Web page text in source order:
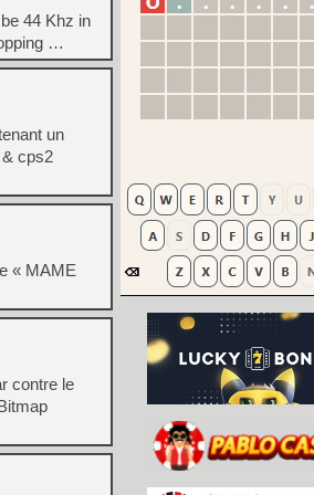
44 Khz in
…
un
& cps2
« MAME
contre le